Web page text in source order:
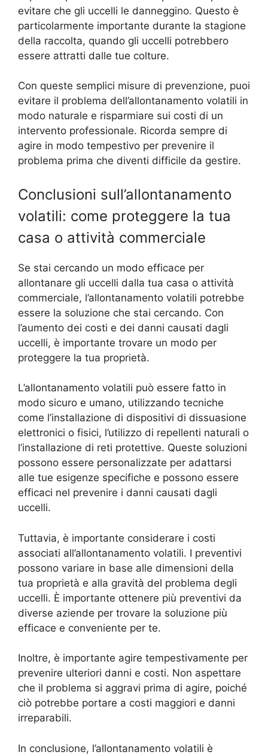
evitare che gli uccelli le danneggino. Questo è
particolarmente importante durante la stagione
della raccolta, quando gli uccelli potrebbero
essere attratti dalle tue colture.
Con queste semplici misure di prevenzione, puoi
evitare il problema dell’allontanamento volatili in
modo naturale e risparmiare sui costi di un
intervento professionale. Ricorda sempre di
agire in modo tempestivo per prevenire il
problema prima che diventi difficile da gestire.
Conclusioni sull’allontanamento
volatili: come proteggere la tua
casa o attività commerciale
Se stai cercando un modo efficace per
allontanare gli uccelli dalla tua casa o attività
commerciale, l’allontanamento volatili potrebbe
essere la soluzione che stai cercando. Con
l’aumento dei costi e dei danni causati dagli
uccelli, è importante trovare un modo per
proteggere la tua proprietà.
L’allontanamento volatili può essere fatto in
modo sicuro e umano, utilizzando tecniche
come l’installazione di dispositivi di dissuasione
elettronici o fisici, l’utilizzo di repellenti naturali o
l’installazione di reti protettive. Queste soluzioni
possono essere personalizzate per adattarsi
alle tue esigenze specifiche e possono essere
efficaci nel prevenire i danni causati dagli
uccelli.
Tuttavia, è importante considerare i costi
associati all’allontanamento volatili. I preventivi
possono variare in base alle dimensioni della
tua proprietà e alla gravità del problema degli
uccelli. È importante ottenere più preventivi da
diverse aziende per trovare la soluzione più
efficace e conveniente per te.
Inoltre, è importante agire tempestivamente per
prevenire ulteriori danni e costi. Non aspettare
che il problema si aggravi prima di agire, poiché
ciò potrebbe portare a costi maggiori e danni
irreparabili.
In conclusione, l’allontanamento volatili è